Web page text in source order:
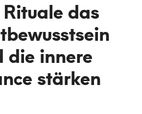
das
die innere
stärken